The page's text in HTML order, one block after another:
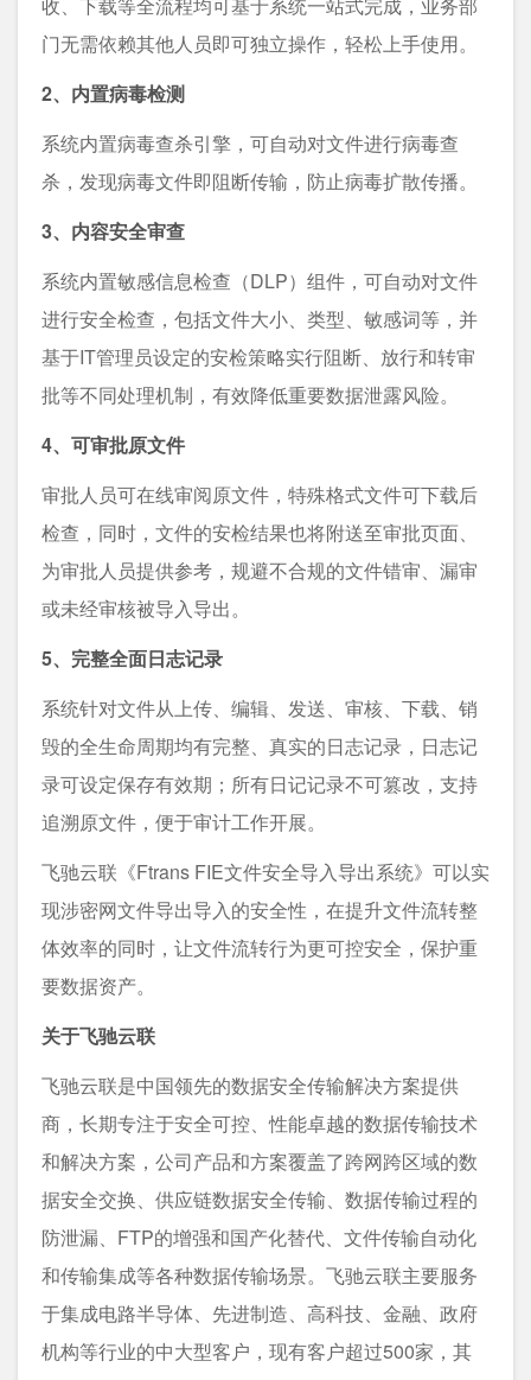
门无需依赖其他人员即可独立操作，轻松上手使用。
2、内置病毒检测
系统内置病毒查杀引擎，可自动对文件进行病毒查
杀，发现病毒文件即阻断传输，防止病毒扩散传播。
3、内容安全审查
系统内置敏感信息检查（DLP）组件，可自动对文件
进行安全检查，包括文件大小、类型、敏感词等，并
基于IT管理员设定的安检策略实行阻断、放行和转审
批等不同处理机制，有效降低重要数据泄露风险。
4、可审批原文件
审批人员可在线审阅原文件，特殊格式文件可下载后
检查，同时，文件的安检结果也将附送至审批页面、
为审批人员提供参考，规避不合规的文件错审、漏审
或未经审核被导入导出。
5、完整全面日志记录
系统针对文件从上传、编辑、发送、审核、下载、销
毁的全生命周期均有完整、真实的日志记录，日志记
录可设定保存有效期；所有日记记录不可篡改，支持
追溯原文件，便于审计工作开展。
飞驰云联《Ftrans FIE文件安全导入导出系统》可以实
现涉密网文件导出导入的安全性，在提升文件流转整
体效率的同时，让文件流转行为更可控安全，保护重
要数据资产。
关于飞驰云联
飞驰云联是中国领先的数据安全传输解决方案提供
商，长期专注于安全可控、性能卓越的数据传输技术
和解决方案，公司产品和方案覆盖了跨网跨区域的数
据安全交换、供应链数据安全传输、数据传输过程的
防泄漏、FTP的增强和国产化替代、文件传输自动化
和传输集成等各种数据传输场景。飞驰云联主要服务
于集成电路半导体、先进制造、高科技、金融、政府
机构等行业的中大型客户，现有客户超过500家，其